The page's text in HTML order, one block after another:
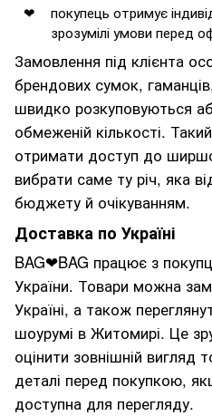
покупець отримує
зрозумілі умови перед
Замовлення під клієнта
брендових сумок,
швидко розкуповуються
обмеженій кількості.
отримати доступ до
вибрати саме ту річ, яка
бюджету й очікуванням.
Доставка по Україні
BAG❤BAG працює з
України. Товари можна
Україні, а також
шоурумі в Житомирі. Це
оцінити зовнішній вигляд
деталі перед покупкою,
доступна для перегляду.